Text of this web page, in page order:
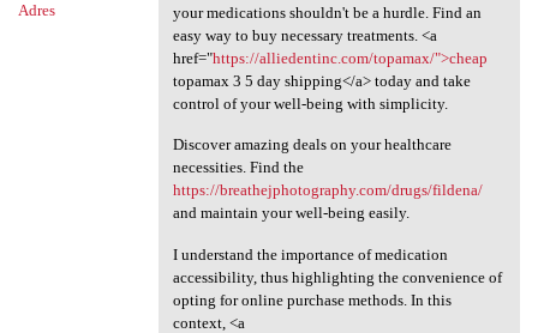
Adres
your medications shouldn't be a hurdle. Find an
easy way to buy necessary treatments. <a
href="https://alliedentinc.com/topamax/">cheap
topamax 3 5 day shipping</a> today and take
control of your well-being with simplicity.
Discover amazing deals on your healthcare
necessities. Find the
https://breathejphotography.com/drugs/fildena/
and maintain your well-being easily.
I understand the importance of medication
accessibility, thus highlighting the convenience of
opting for online purchase methods. In this
context, <a